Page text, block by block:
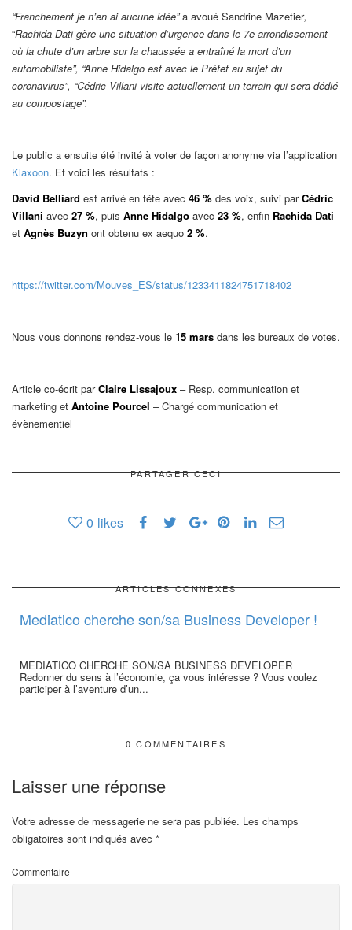
“Franchement je n’en ai aucune idée”a avoué Sandrine Mazetier,
“Rachida Dati gère une situation d’urgence dans le 7e arrondissement
où la chute d’un arbre sur la chaussée a entraîné la mort d’un
automobiliste”, “Anne Hidalgo est avec le Préfet au sujet du
coronavirus”, “Cédric Villani visite actuellement un terrain qui sera dédié
au compostage”.
Le public a ensuite été invité à voter de façon anonyme via l’application
Klaxoon. Et voici les résultats :
David Belliard est arrivé en tête avec 46 % des voix, suivi parCédric
Villani avec 27 %, puis Anne Hidalgo avec 23 %, enfin Rachida Dati
et Agnès Buzyn ont obtenu ex aequo 2 %.
https://twitter.com/Mouves_ES/status/1233411824751718402
Nous vous donnons rendez-vous le 15 mars dans les bureaux de votes.
Article co-écrit parClaire Lissajoux – Resp. communication et
marketing et Antoine Pourcel – Chargé communication et
évènementiel
PARTAGER CECI
0 likes
ARTICLES CONNEXES
Mediatico cherche son/sa Business Developer !
MEDIATICO CHERCHE SON/SA BUSINESS DEVELOPER
Redonner du sens à l’économie, ça vous intéresse ? Vous voulez
participer à l’aventure d’un...
0 COMMENTAIRES
Laisser une réponse
Votre adresse de messagerie ne sera pas publiée. Les champs
obligatoires sont indiqués avec *
Commentaire